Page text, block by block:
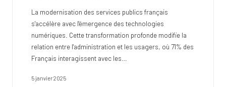
La modernisation des services publics français
s'accélère avec l'émergence des technologies
numériques. Cette transformation profonde modifie la
relation entre l'administration et les usagers, où 71% des
Français interagissent avec les…
5 janvier 2025